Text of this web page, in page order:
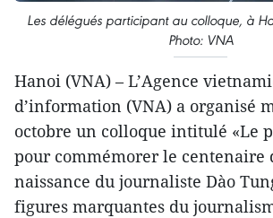
Les délégués participant au colloque, à
Photo: VNA
Hanoi (VNA) – L’Agence
d’information (VNA) a organisé
octobre un colloque intitulé «Le
pour commémorer le centenaire
naissance du journaliste Dào
figures marquantes du